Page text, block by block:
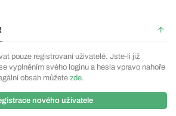
pouze registrovaní uživatelé. Jste-li již
vyplněním svého loginu a hesla vpravo nahoře
obsah můžete zde.
nového uživatele